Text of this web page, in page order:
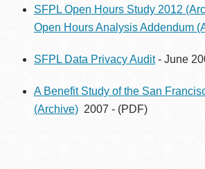
SFPL Open Hours Study 2012
Open Hours Analysis Addendum
SFPL Data Privacy Audit- June
A Benefit Study of the San
(Archive) 2007 - (PDF)